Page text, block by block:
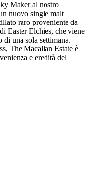
Maker al nostro
nuovo single malt
raro proveniente da
Easter Elchies, che viene
di una sola settimana.
The Macallan Estate è
e eredità del